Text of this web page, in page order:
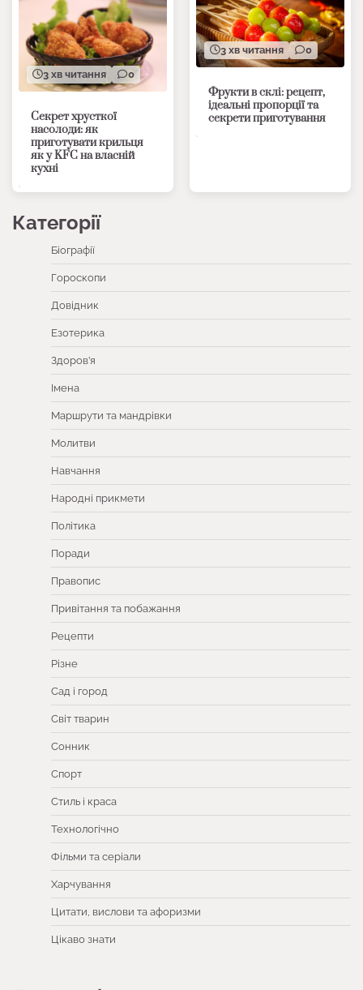
3 хв читання 0
Секрет хрусткої
насолоди: як
приготувати крильця
як у KFC на власній
кухні
3 хв читання 0
Фрукти в склі: рецепт,
ідеальні пропорції та
секрети приготування
Категорії
Біографії
Гороскопи
Довідник
Езотерика
Здоров’я
Імена
Маршрути та мандрівки
Молитви
Навчання
Народні прикмети
Політика
Поради
Правопис
Привітання та побажання
Рецепти
Різне
Сад і город
Світ тварин
Сонник
Спорт
Стиль і краса
Технологічно
Фільми та серіали
Харчування
Цитати, вислови та афоризми
Цікаво знати